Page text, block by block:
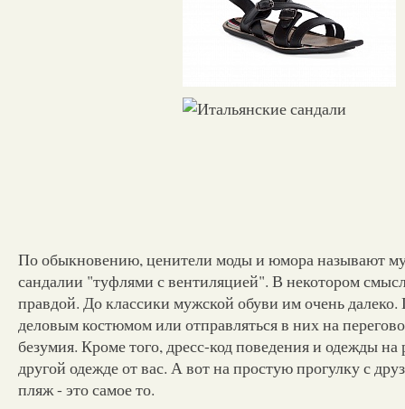
По обыкновению, ценители моды и юмора называют
сандалии "туфлями с вентиляцией". В некотором
правдой. До классики мужской обуви им очень далеко.
деловым костюмом или отправляться в них на
безумия. Кроме того, дресс-код поведения и одежды на
другой одежде от вас. А вот на простую прогулку с
пляж - это самое то.